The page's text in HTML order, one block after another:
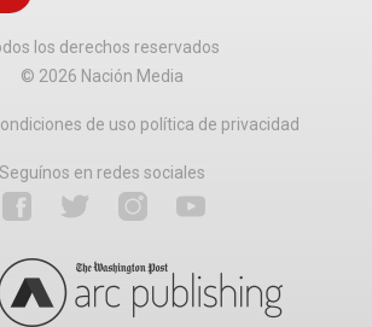
los derechos reservados
© 2026 Nación Media
de uso política de privacidad
Seguínos en redes sociales